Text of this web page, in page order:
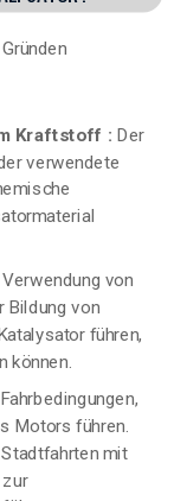
Kraftstoff : Der
verwendete
von
Bildung von
führen,
können.
Fahrbedingungen,
Motors führen.
mit